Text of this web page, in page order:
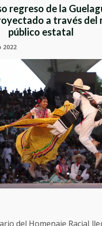
regreso de la
a través del
público estatal
2022
del Homenaje Racial